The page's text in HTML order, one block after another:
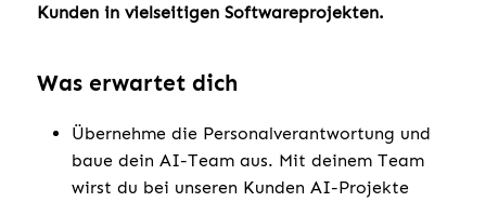
Kunden in vielseitigen Softwareprojekten.
Was erwartet dich
Übernehme die Personalverantwortung und
baue dein AI-Team aus. Mit deinem Team
wirst du bei unseren Kunden AI-Projekte